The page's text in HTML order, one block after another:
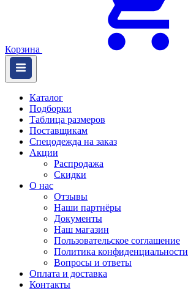
Корзина
Каталог
Подборки
Таблица размеров
Поставщикам
Спецодежда на заказ
Акции
Распродажа
Скидки
О нас
Отзывы
Наши партнёры
Документы
Наш магазин
Пользовательское соглашение
Политика конфиденциальности
Вопросы и ответы
Оплата и доставка
Контакты